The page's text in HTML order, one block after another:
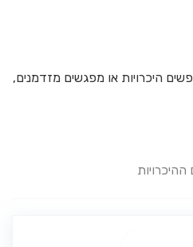
היכרויות או מפגשים מזדמנים,